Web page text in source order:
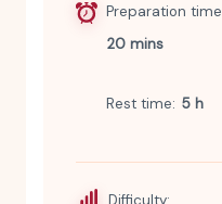
Preparation time
20 mins
Rest time 5 h
Difficulty: